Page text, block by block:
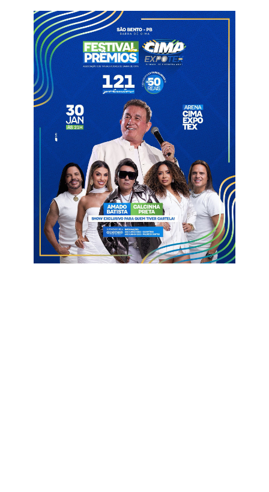
rodada.
Atualmente com 17 pontos, o Treze precisa apenas de um
empate para garantir o 1º lugar dependendo apenas de si. O
Sergipe, que é o vice-líder, com 14, ainda pode assumir a
liderança. Contudo, precisará torcer por uma derrota do Galo,
vencer o Serra Branca e tirar uma desvantagem de cinco gols
no saldo.
O próximo adversário do Alvinegro será o Retrô, comandado
por Roberto Fernandes. O treinador dirigiu o time de Campina
Grande no Campeonato Paraibano 2026, mas acabou
eliminado precocemente ainda na 1ª fase. O duelo será na
Arena de Pernambuco, neste domingo (14), às 16h.
Informações com Globo Esporte